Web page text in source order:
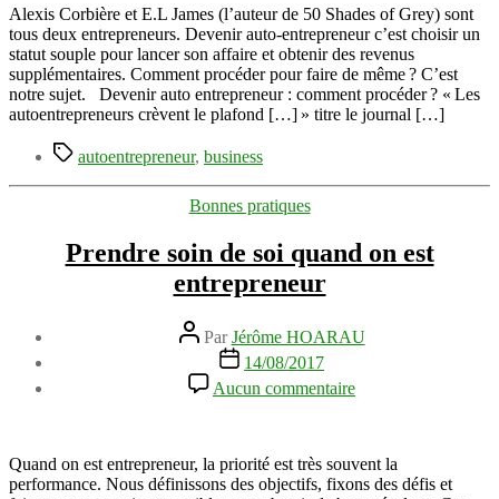
:
quels
outils
pour
ma
démarche ?
Alexis Corbière et E.L James (l’auteur de 50 Shades of Grey) sont
tous deux entrepreneurs. Devenir auto-entrepreneur c’est choisir un
statut souple pour lancer son affaire et obtenir des revenus
supplémentaires. Comment procéder pour faire de même ? C’est
notre sujet. Devenir auto entrepreneur : comment procéder ? « Les
autoentrepreneurs crèvent le plafond […] » titre le journal […]
Étiquettes
autoentrepreneur, business
Catégories
Bonnes pratiques
Prendre soin de soi quand on est
entrepreneur
Auteur
de
l’article
ParJérôme HOARAU
Date
l’article
14/08/2017
Aucun commentaire
Prendre
soi
quand
Quand on est entrepreneur, la priorité est très souvent la
performance. Nous définissons des objectifs, fixons des défis et